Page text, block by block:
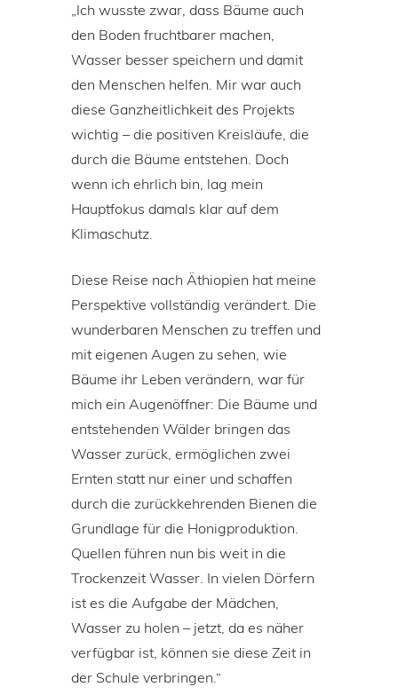
„Ich wusste zwar, dass Bäume auch
den Boden fruchtbarer machen,
Wasser besser speichern und damit
den Menschen helfen. Mir war auch
diese Ganzheitlichkeit des Projekts
wichtig – die positiven Kreisläufe, die
durch die Bäume entstehen. Doch
wenn ich ehrlich bin, lag mein
Hauptfokus damals klar auf dem
Klimaschutz.
Diese Reise nach Äthiopien hat meine
Perspektive vollständig verändert. Die
wunderbaren Menschen zu treffen und
mit eigenen Augen zu sehen, wie
Bäume ihr Leben verändern, war für
mich ein Augenöffner: Die Bäume und
entstehenden Wälder bringen das
Wasser zurück, ermöglichen zwei
Ernten statt nur einer und schaffen
durch die zurückkehrenden Bienen die
Grundlage für die Honigproduktion.
Quellen führen nun bis weit in die
Trockenzeit Wasser. In vielen Dörfern
ist es die Aufgabe der Mädchen,
Wasser zu holen – jetzt, da es näher
verfügbar ist, können sie diese Zeit in
der Schule verbringen.“